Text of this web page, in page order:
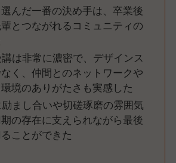
んだ一番の決め手は、卒業後
とつながれるコミュニティの
は非常に濃密で、デザインス
く、仲間とのネットワークや
境のありがたさも実感した
まし合いや切磋琢磨の雰囲気
の存在に支えられながら最後
ことができた